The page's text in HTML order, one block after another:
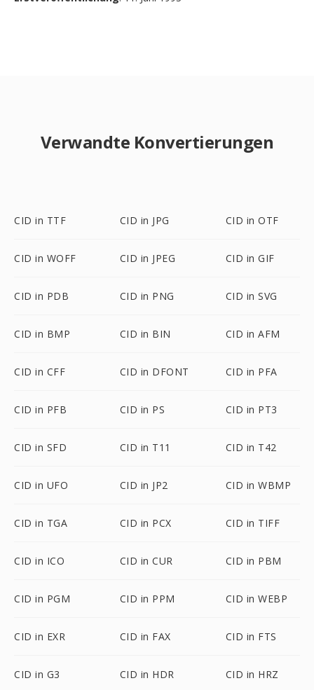
Verwandte Konvertierungen
CID in TTF CID in JPG CID in OTF
CID in WOFF CID in JPEG CID in GIF
CID in PDB CID in PNG CID in SVG
CID in BMP CID in BIN CID in AFM
CID in CFF CID in DFONT CID in PFA
CID in PFB CID in PS CID in PT3
CID in SFD CID in T11 CID in T42
CID in UFO CID in JP2 CID in WBMP
CID in TGA CID in PCX CID in TIFF
CID in ICO CID in CUR CID in PBM
CID in PGM CID in PPM CID in WEBP
CID in EXR CID in FAX CID in FTS
CID in G3 CID in HDR CID in HRZ